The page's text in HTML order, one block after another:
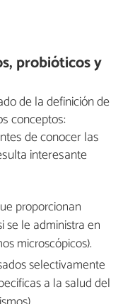
probióticos y
de la definición de
conceptos:
de conocer las
interesante
proporcionan
se le administra en
microscópicos).
selectivamente
a la salud del